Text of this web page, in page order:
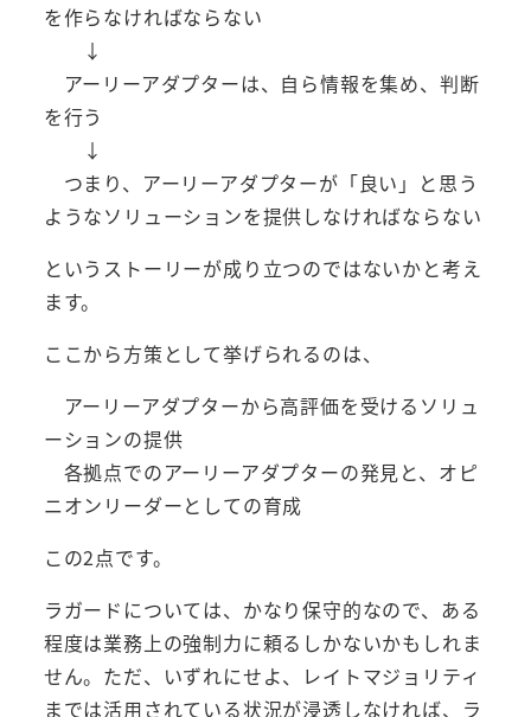
を作らなければならない
↓
アーリーアダプターは、自ら情報を集め、判断
を行う
↓
つまり、アーリーアダプターが「良い」と思う
ようなソリューションを提供しなければならない
というストーリーが成り立つのではないかと考え
ます。
ここから方策として挙げられるのは、
アーリーアダプターから高評価を受けるソリュ
ーションの提供
各拠点でのアーリーアダプターの発見と、オピ
ニオンリーダーとしての育成
この2点です。
ラガードについては、かなり保守的なので、ある
程度は業務上の強制力に頼るしかないかもしれま
せん。ただ、いずれにせよ、レイトマジョリティ
までは活用されている状況が浸透しなければ、ラ